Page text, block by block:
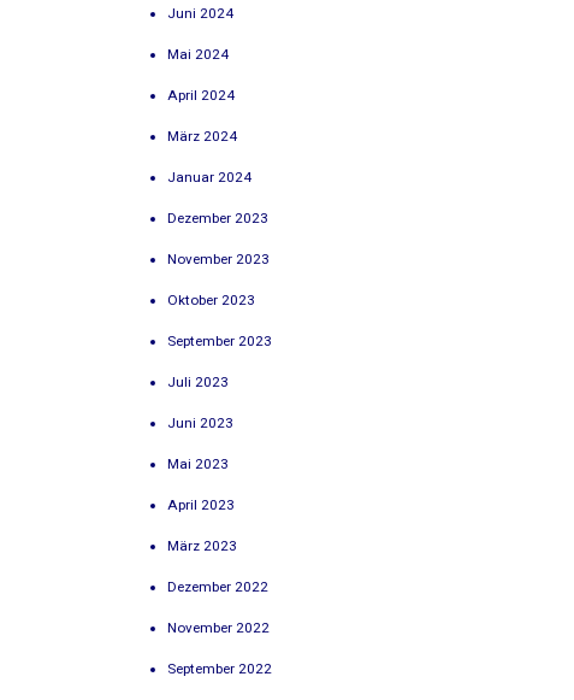
Juni 2024
Mai 2024
April 2024
März 2024
Januar 2024
Dezember 2023
November 2023
Oktober 2023
September 2023
Juli 2023
Juni 2023
Mai 2023
April 2023
März 2023
Dezember 2022
November 2022
September 2022